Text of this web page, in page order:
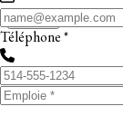
Téléphone *
Fermer